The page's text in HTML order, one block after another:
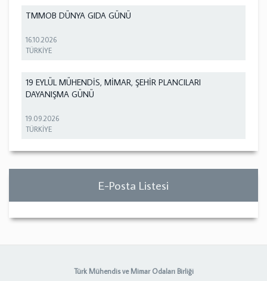
TMMOB DÜNYA GIDA GÜNÜ
16.10.2026
TÜRKİYE
19 EYLÜL MÜHENDİS, MİMAR, ŞEHİR PLANCILARI
DAYANIŞMA GÜNÜ
19.09.2026
TÜRKİYE
E-Posta Listesi
Türk Mühendis ve Mimar Odaları Birliği